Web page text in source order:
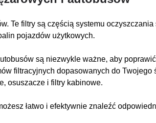
Te filtry są częścią systemu
pojazdów użytkowych.
są niezwykle ważne, aby
filtracyjnych dopasowanych do Twojego
osuszacze i filtry kabinowe.
łatwo i efektywnie znaleźć